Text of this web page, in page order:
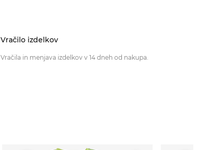
Vračilo izdelkov
Vračila in menjava izdelkov v 14 dneh od nakupa.